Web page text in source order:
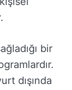
bir
dışında